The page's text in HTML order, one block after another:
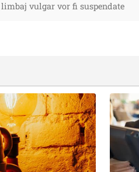
vulgar vor fi suspendate